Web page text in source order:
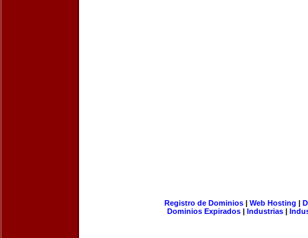
Registro de Dominios| Web Hosting |
Dominios Expirados | Industrias |